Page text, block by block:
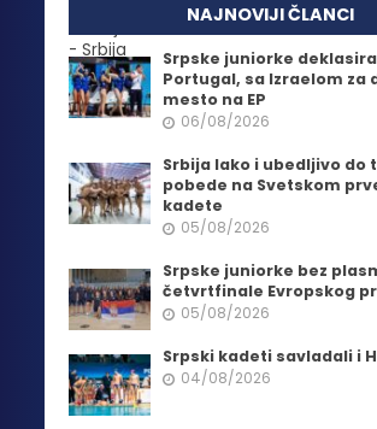
NAJNOVIJI ČLANCI
Srpske juniorke
Portugal, sa Izraelom za
mesto na EP
06/08/2026
Srbija lako i ubedljivo do
pobede na Svetskom
kadete
05/08/2026
Srpske juniorke bez
četvrtfinale Evropskog
05/08/2026
Srpski kadeti savladali i
04/08/2026